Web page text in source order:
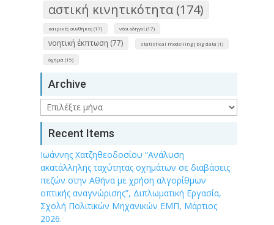
αστική κινητικότητα (174)
καιρικές συνθήκες (17) νέοι οδηγοί (17)
νοητική έκπτωση (77) statistical modelling|big data (1)
όχημα (15)
Archive
Archive
Recent Items
Ιωάννης Χατζηθεοδοσίου “Ανάλυση
ακατάλληλης ταχύτητας οχημάτων σε διαβάσεις
πεζών στην Αθήνα με χρήση αλγορίθμων
οπτικής αναγνώρισης”, Διπλωματική Εργασία,
Σχολή Πολιτικών Μηχανικών ΕΜΠ, Μάρτιος
2026.